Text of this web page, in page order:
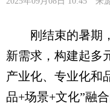
刚结束的暑期，
新需求，构建起多
产业化、专业化和
品+场景+文化”融